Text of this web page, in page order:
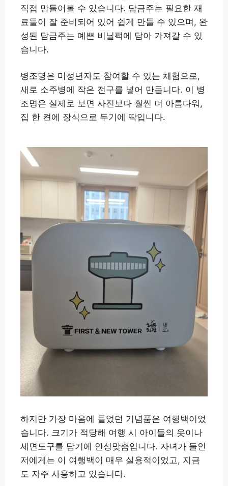
직접 만들어볼 수 있습니다. 담금주는 필요한 재
료들이 잘 준비되어 있어 쉽게 만들 수 있으며, 완
성된 담금주는 예쁜 비닐팩에 담아 가져갈 수 있
습니다.
병조명은 미성년자도 참여할 수 있는 체험으로,
새로 소주병에 작은 전구를 넣어 만듭니다. 이 병
조명은 실제로 보면 사진보다 훨씬 더 아름다워,
집 한 켠에 장식으로 두기에 딱입니다.
하지만 가장 마음에 들었던 기념품은 여행백이었
습니다. 크기가 적당해 여행 시 아이들의 옷이나
세면도구를 담기에 안성맞춤입니다. 자녀가 둘인
저에게는 이 여행백이 매우 실용적이었고, 지금
도 자주 사용하고 있습니다.